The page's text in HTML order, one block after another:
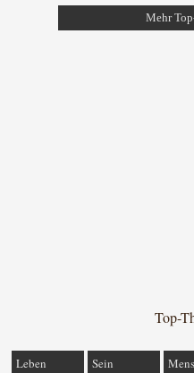
Mehr
Top-
Leben Sein